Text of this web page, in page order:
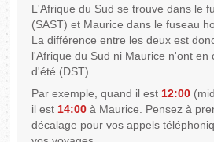
L'Afrique du Sud se trouve dans le
(SAST) et Maurice dans le fuseau
La différence entre les deux est
l'Afrique du Sud ni Maurice n'ont en
d'été (DST).
Par exemple, quand il est12:00
il est14:00 à Maurice. Pensez à
décalage pour vos appels